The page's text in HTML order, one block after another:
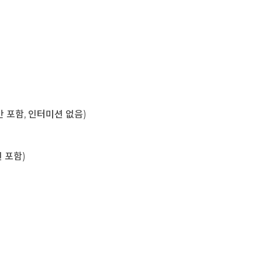
함, 인터미션 없음)
포함)